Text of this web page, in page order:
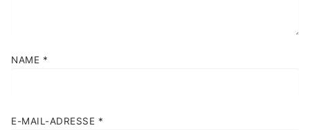
NAME *
E-MAIL-ADRESSE *